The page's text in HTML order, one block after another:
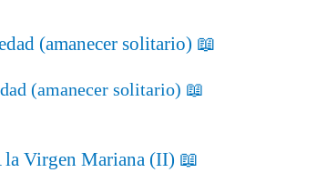
(amanecer solitario) 📖